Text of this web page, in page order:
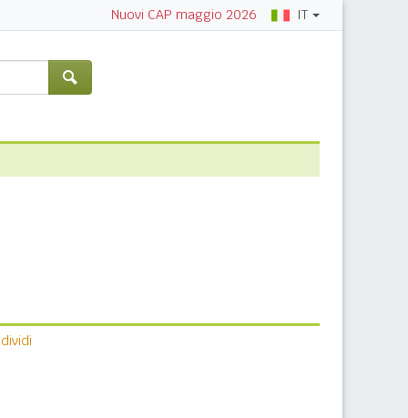
Nuovi CAP maggio 2026 IT